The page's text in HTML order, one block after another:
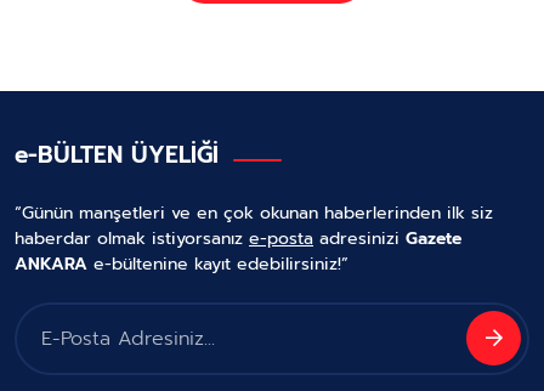
e-BÜLTEN ÜYELİĞİ
“Günün manşetleri ve en çok okunan haberlerinden ilk siz
haberdar olmak istiyorsanız e-posta adresinizi Gazete
ANKARA e-bültenine kayıt edebilirsiniz!”